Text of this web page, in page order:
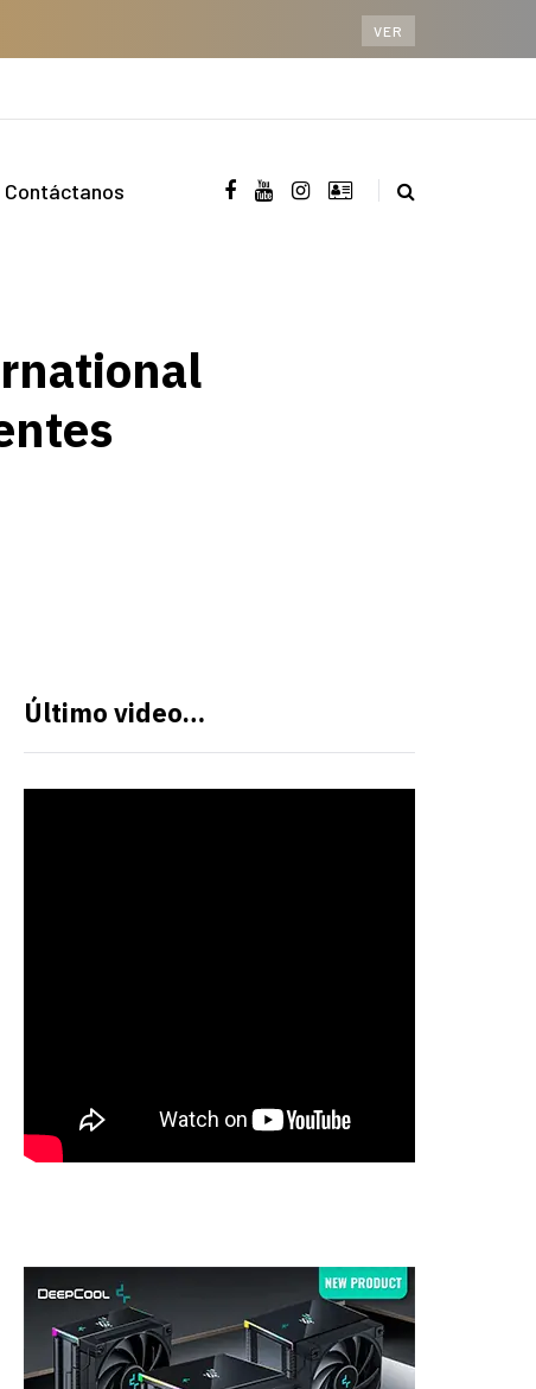
VER
Contáctanos
Último video…